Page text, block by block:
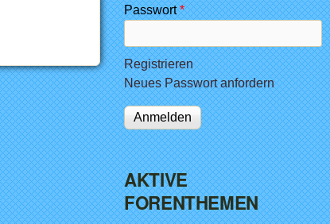
Passwort*
Registrieren
Neues Passwort anfordern
AKTIVE
FORENTHEMEN